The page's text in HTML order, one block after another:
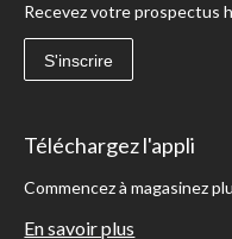
Recevez votre prospectus
S'inscrire
Téléchargez l'appli
Commencez à magasinez
En savoir plus